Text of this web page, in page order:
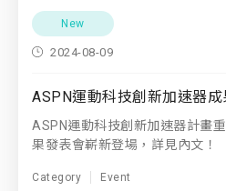
New
2024-08-09
ASPN運動科技創新加速器
ASPN運動科技創新加速器計畫
果發表會嶄新登場，詳見內文！
Category Event